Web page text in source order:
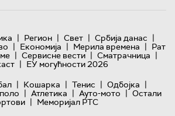
| Регион | Свет | Србија данас |
| Економија | Мерила времена | Рат
| Сервисне вести | Сматрачница |
| ЕУ могућности 2026
| Кошарка | Тенис | Одбојка |
| Атлетика | Ауто-мото | Остали
| Меморијал РТС